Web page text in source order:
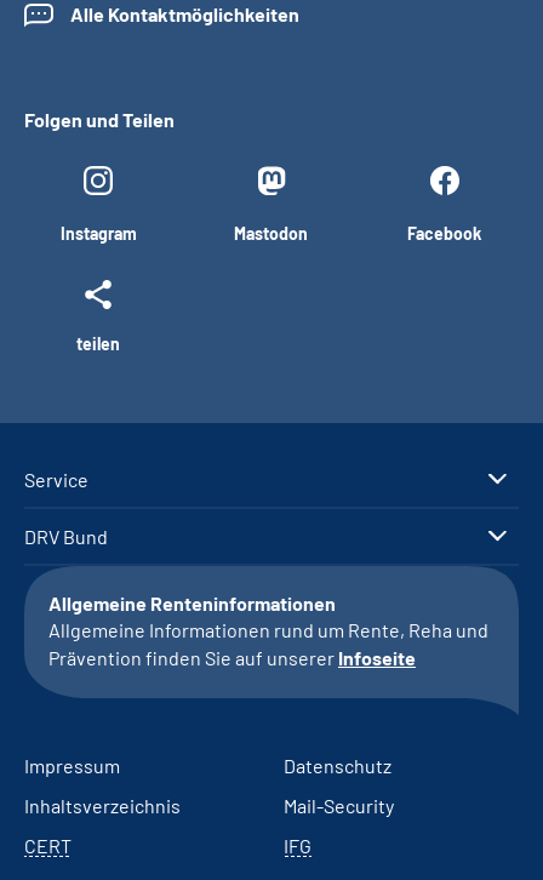
Alle Kontaktmöglichkeiten
Folgen und Teilen
Instagram Mastodon Facebook
teilen
Service
DRV Bund
Allgemeine Renteninformationen
Allgemeine Informationen rund um Rente, Reha und
Prävention finden Sie auf unserer Infoseite
Impressum
Datenschutz
Inhaltsverzeichnis
Mail-Security
CERT
IFG